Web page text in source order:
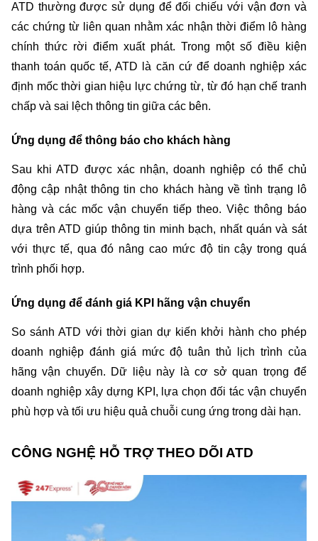
ATD thường được sử dụng để đối chiếu với vận đơn và
các chứng từ liên quan nhằm xác nhận thời điểm lô hàng
chính thức rời điểm xuất phát. Trong một số điều kiện
thanh toán quốc tế, ATD là căn cứ để doanh nghiệp xác
định mốc thời gian hiệu lực chứng từ, từ đó hạn chế tranh
chấp và sai lệch thông tin giữa các bên.
Ứng dụng để thông báo cho khách hàng
Sau khi ATD được xác nhận, doanh nghiệp có thể chủ
động cập nhật thông tin cho khách hàng về tình trạng lô
hàng và các mốc vận chuyển tiếp theo. Việc thông báo
dựa trên ATD giúp thông tin minh bạch, nhất quán và sát
với thực tế, qua đó nâng cao mức độ tin cậy trong quá
trình phối hợp.
Ứng dụng để đánh giá KPI hãng vận chuyển
So sánh ATD với thời gian dự kiến khởi hành cho phép
doanh nghiệp đánh giá mức độ tuân thủ lịch trình của
hãng vận chuyển. Dữ liệu này là cơ sở quan trọng để
doanh nghiệp xây dựng KPI, lựa chọn đối tác vận chuyển
phù hợp và tối ưu hiệu quả chuỗi cung ứng trong dài hạn.
CÔNG NGHỆ HỖ TRỢ THEO DÕI ATD